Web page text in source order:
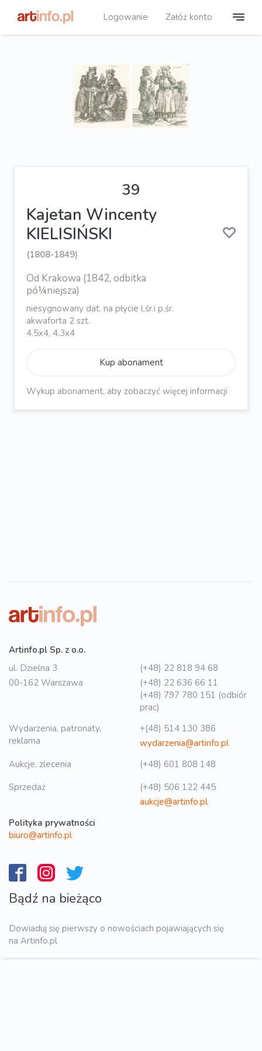
Logowanie Załóż konto
39
Kajetan Wincenty
KIELISIŃSKI
(1808-1849)
Od Krakowa (1842, odbitka
pó¼niejsza)
niesygnowany dat. na płycie l.śr.i p.śr.
akwaforta 2 szt.
4.5x4, 4.3x4
Kup abonament
Wykup abonament, aby zobaczyć więcej informacji
Artinfo.pl Sp. z o.o.
ul. Dzielna 3
00-162 Warszawa
(+48) 22 818 94 68
(+48) 22 636 66 11
(+48) 797 780 151 (odbiór
prac)
Wydarzenia, patronaty,
reklama
+(48) 514 130 386
wydarzenia@artinfo.pl
Aukcje, zlecenia
(+48) 601 808 148
Sprzedaż
(+48) 506 122 445
aukcje@artinfo.pl
Polityka prywatności
biuro@artinfo.pl
Bądź na bieżąco
Dowiaduj się pierwszy o nowościach pojawiających się
na Artinfo.pl